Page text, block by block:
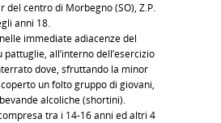
centro di Morbegno (SO), Z.P.
anni 18.
immediate adiacenze del
all’interno dell’esercizio
dove, sfruttando la minor
un folto gruppo di giovani,
alcoliche (shortini).
tra i 14-16 anni ed altri 4